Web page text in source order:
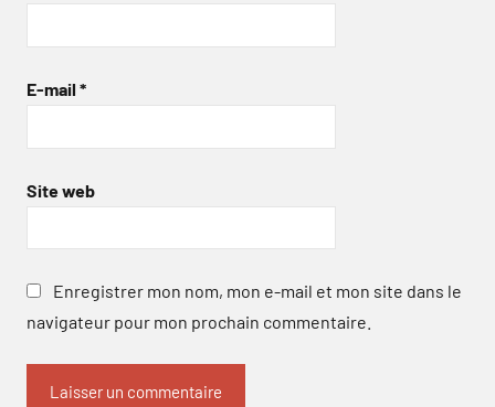
E-mail *
Site web
Enregistrer mon nom, mon e-mail et mon site dans le
navigateur pour mon prochain commentaire.